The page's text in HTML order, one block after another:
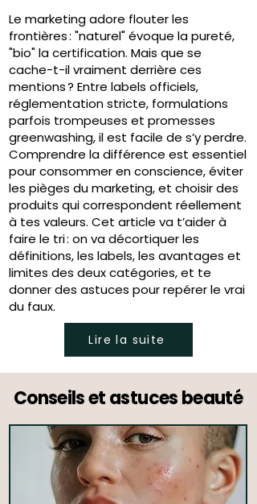
Le marketing adore flouter les
frontières : "naturel" évoque la pureté,
"bio" la certification. Mais que se
cache-t-il vraiment derrière ces
mentions ? Entre labels officiels,
réglementation stricte, formulations
parfois trompeuses et promesses
greenwashing, il est facile de s’y perdre.
Comprendre la différence est essentiel
pour consommer en conscience, éviter
les pièges du marketing, et choisir des
produits qui correspondent réellement
à tes valeurs. Cet article va t’aider à
faire le tri : on va décortiquer les
définitions, les labels, les avantages et
limites des deux catégories, et te
donner des astuces pour repérer le vrai
du faux.
Lire la suite
Conseils et astuces beauté